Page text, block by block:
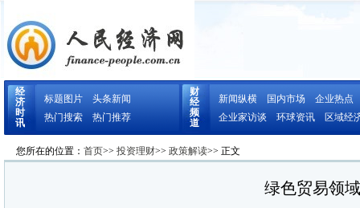
经
济
时
讯
标题图片
头条新闻
热门搜索
热门推荐
财
经
频
道
新闻纵横 国内市场
企业热点
企业家访谈
环球资讯 区域经
您所在的位置： 首页>> 投资理财>> 政策解读>> 正文
绿色贸易领